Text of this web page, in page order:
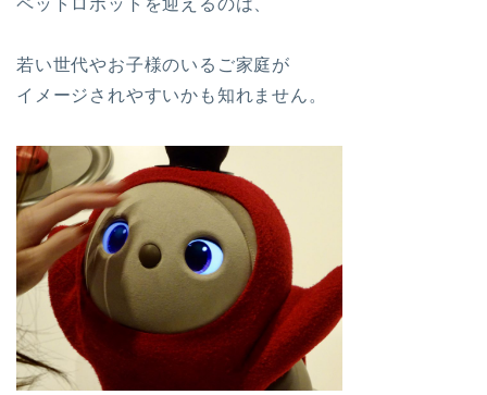
若い世代やお子様のいるご家庭が
イメージされやすいかも知れません。